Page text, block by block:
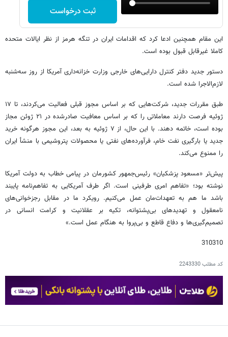
ثبت درخواست
این مقام همچنین ادعا کرد که اقدامات ایران در تنگه هرمز از نظر ایالات متحده
کاملا غیرقابل قبول بوده است.
دستور جدید دفتر کنترل دارایی‌های خارجی وزارت خزانه‌داری آمریکا از روز سه‌شنبه
لازم‌الاجرا شده است.
طبق مقررات جدید، شرکت‌هایی که بر اساس مجوز قبلی فعالیت می‌کردند، تا ۱۷
ژوئیه فرصت دارند معاملاتی را که بر اساس معافیت صادرشده در ۲۱ ژوئن مجاز
بوده است، خاتمه دهند. با این حال، از ۷ ژوئیه به بعد، این مجوز هرگونه خرید
جدید یا بارگیری نفت خام، فرآورده‌های نفتی یا محصولات پتروشیمی با منشأ ایران
را ممنوع می‌کند.
پیش‌تر «مسعود پزشکیان» رئیس‌جمهور کشورمان در پیامی خطاب به دولت آمریکا
نوشته بود؛ «تفاهم امری طرفینی است. اگر طرف آمریکایی به تفاهم‌نامه پایبند
باشد ما هم به تعهدات‌مان عمل می‌کنیم. رویکرد ما در مقابل رجزخوانی‌های
نامعقول و تهدیدهای بی‌پشتوانه، تکیه بر عقلانیت و کرامت انسانی در
تصمیم‌گیری‌ها و دفاع قاطع و بی‌پروا به هنگام عمل است.»
310310
کد مطلب2243330